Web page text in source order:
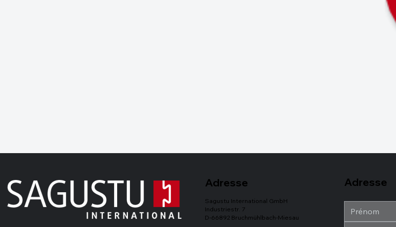
Adresse
Adresse
Sagustu International GmbH
Industriestr. 7
D-66892 Bruchmühlbach-Miesau